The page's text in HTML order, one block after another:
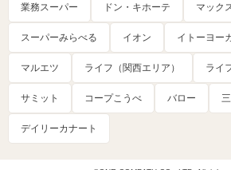
業務スーパー ドン・キホーテ マック
スーパーみらべる イオン イトーヨー
マルエツ ライフ（関西エリア） ライ
サミット コープこうべ バロー
デイリーカナート